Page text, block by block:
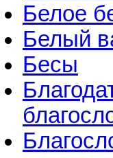
Белое
Белый
Бесы